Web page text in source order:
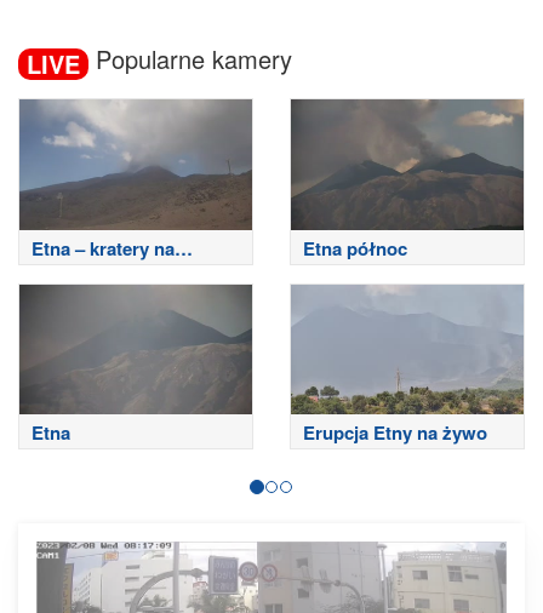
LIVE Popularne kamery
Etna – kratery na
szczycie
Etna północ
Etna Erupcja Etny na żywo